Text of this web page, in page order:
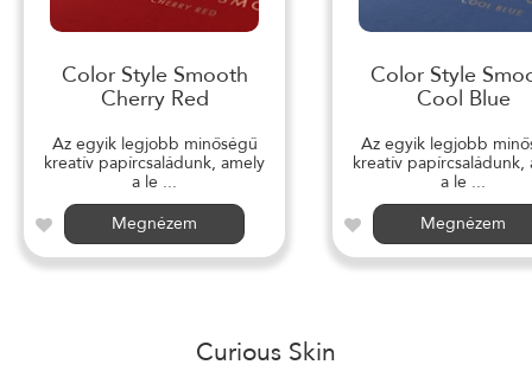
Color Style Smooth
Cherry Red
Az egyik legjobb minőségű
kreatív papírcsaládunk, amely
a le ...
Megnézem
Color Style
Cool Blue
Az egyik legjobb
kreatív papírcsaládunk,
a le ...
Megnézem
Curious Skin